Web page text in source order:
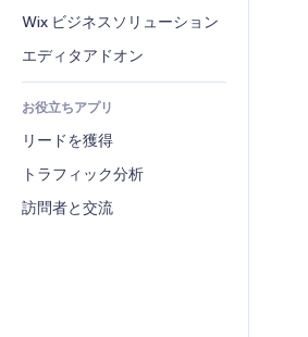
食品・飲料
ニュース
バナー・バッジ
電卓
検索
天気
チャート・テーブル
電話
コミュニティィ
レビュー・お客さまの声
CRM
Wix ビジネスソリューション
エディタアドオン
お役立ちアプリ
リードを獲得
トラフィック分析
訪問者と交流